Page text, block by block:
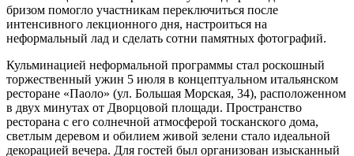
бризом помогло участникам переключиться после
интенсивного лекционного дня, настроиться на
неформальный лад и сделать сотни памятных фотографий.
Кульминацией неформальной программы стал роскошный
торжественный ужин 5 июля в концептуальном итальянском
ресторане «Паоло» (ул. Большая Морская, 34), расположенном
в двух минутах от Дворцовой площади. Пространство
ресторана с его солнечной атмосферой тосканского дома,
светлым деревом и обилием живой зелени стало идеальной
декорацией вечера. Для гостей был организован изысканный